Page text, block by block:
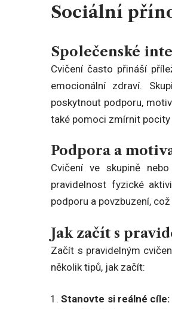
Sociální
Společenské
Cvičení často přináší
emocionální zdraví.
poskytnout podporu,
také pomoci zmírnit
Podpora a
Cvičení ve skupině
pravidelnost fyzické
podporu a povzbuzení,
Jak začít s
Začít s pravidelným
několik tipů, jak začít:
Stanovte si reálné cíle: